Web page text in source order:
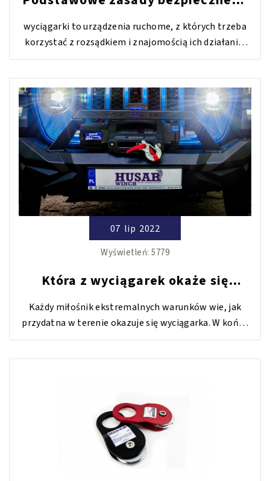
korzystania z wyciągarek
wyciągarki to urządzenia ruchome, z których trzeba
korzystać z rozsądkiem i znajomością ich działania.
Dowiedz się, o czym należy pamiętać przed pracą z
07 lip 2022
Wyświetleń: 5779
Która z wyciągarek okaże się
najlepsza w terenie, a która w
trasie?
Każdy miłośnik ekstremalnych warunków wie, jak
przydatna w terenie okazuje się wyciągarka. W końcu
służy do wyciągania pojazdu. Zatem czy w zwykłej